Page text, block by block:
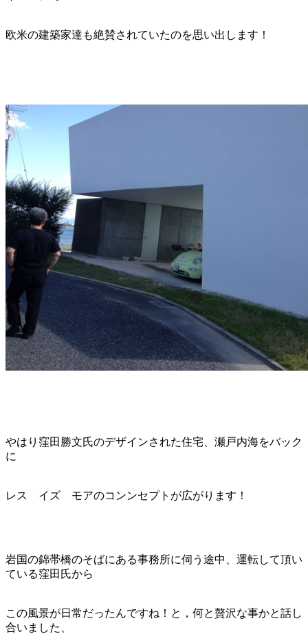
欧米の建築家達も絶賛されていたのを思い出します！
やはり窪田勝文氏のデザインされた住宅、瀬戸内海をバック
に
レス イズ モアのコンンセプトが広がります！
岩国の錦帯橋のそばにある事務所に伺う途中、運転して頂い
ている窪田氏から
この風景が日常だったんですね！と，何と贅沢な事かと話し
合いました、